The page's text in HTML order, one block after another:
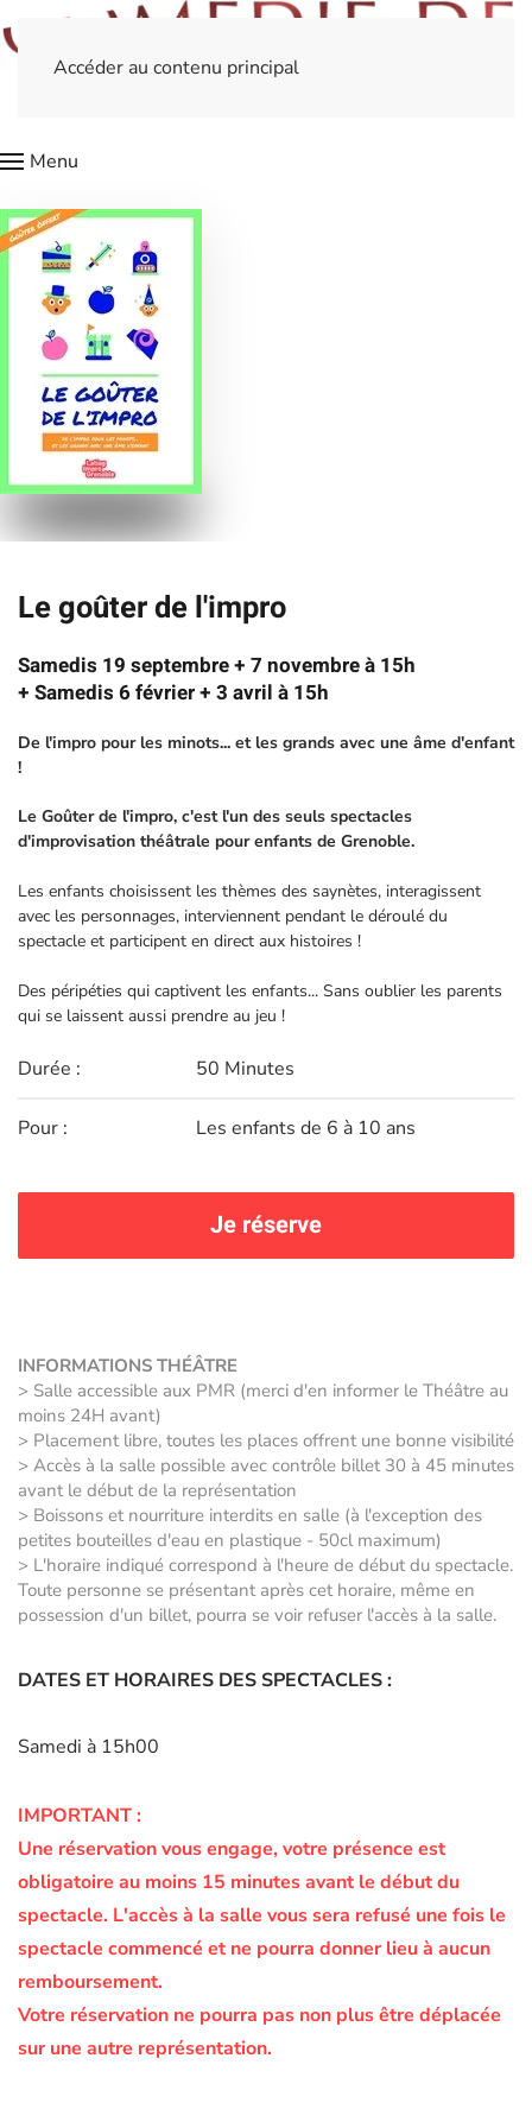
Accéder au contenu principal
Menu
Le goûter de l'impro
Samedis 19 septembre + 7 novembre à 15h
+ Samedis 6 février + 3 avril à 15h
De l'impro pour les minots... et les grands avec une âme d'enfant
!
Le Goûter de l'impro, c'est l'un des seuls spectacles
d'improvisation théâtrale pour enfants de Grenoble.
Les enfants choisissent les thèmes des saynètes, interagissent
avec les personnages, interviennent pendant le déroulé du
spectacle et participent en direct aux histoires !
Des péripéties qui captivent les enfants... Sans oublier les parents
qui se laissent aussi prendre au jeu !
Durée : 50 Minutes
Pour : Les enfants de 6 à 10 ans
Je réserve
INFORMATIONS THÉÂTRE
> Salle accessible aux PMR (merci d'en informer le Théâtre au
moins 24H avant)
> Placement libre, toutes les places offrent une bonne visibilité
> Accès à la salle possible avec contrôle billet 30 à 45 minutes
avant le début de la représentation
> Boissons et nourriture interdits en salle (à l'exception des
petites bouteilles d'eau en plastique - 50cl maximum)
> L'horaire indiqué correspond à l'heure de début du spectacle.
Toute personne se présentant après cet horaire, même en
possession d'un billet, pourra se voir refuser l'accès à la salle.
DATES ET HORAIRES DES SPECTACLES :
Samedi à 15h00
IMPORTANT :
Une réservation vous engage, votre présence est
obligatoire au moins 15 minutes avant le début du
spectacle. L'accès à la salle vous sera refusé une fois le
spectacle commencé et ne pourra donner lieu à aucun
remboursement.
Votre réservation ne pourra pas non plus être déplacée
sur une autre représentation.